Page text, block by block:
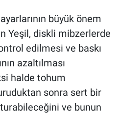
büyük önem
Yeşil, diskli mibzerlerde
edilmesi ve baskı
azaltılması
halde tohum
sonra sert bir
ve bunun